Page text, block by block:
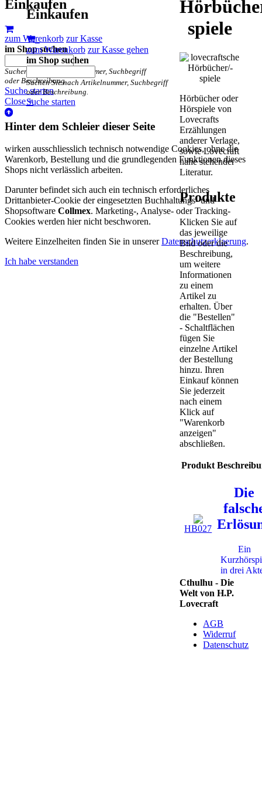
Einkaufen
zum Warenkorb zur Kasse gehen
im Shop suchen
Suchen Sie nach Artikelnummer, Suchbegriff
oder Beschreibung.
Suche starten
Einkaufen
zum Warenkorb zur Kasse
im Shop suchen
Suchen Sie nach Artikelnummer, Suchbegriff
oder Beschreibung.
Suche starten
Close ×
spiele
Hörbücher oder
Hörspiele von
Lovecrafts
Erzählungen
anderer Verlage,
sowie Lovecraft
nahe stehender
Literatur.
Produkte
Klicken Sie auf
das jeweilige
Bild oder die
Beschreibung,
um weitere
Informationen
zu einem
Artikel zu
erhalten. Über
die "Bestellen"
- Schaltflächen
fügen Sie
einzelne Artikel
der Bestellung
hinzu. Ihren
Einkauf können
Sie jederzeit
nach einem
Klick auf
"Warenkorb
anzeigen"
abschließen.
Produkt
HB027
Die
Ein
in drei
Cthulhu - Die
Welt von H.P.
Lovecraft
AGB
Widerruf
Datenschutz
Hinter dem Schleier dieser Seite
wirken ausschliesslich technisch notwendige Cookies, ohne die
Warenkorb, Bestellung und die grundlegenden Funktionen dieses
Shops nicht verlässlich arbeiten.
Darunter befindet sich auch ein technisch erforderliches
Drittanbieter-Cookie der eingesetzten Buchhaltungs- und
Shopsoftware Collmex. Marketing-, Analyse- oder Tracking-
Cookies werden hier nicht beschworen.
Weitere Einzelheiten finden Sie in unsererDatenschutzerklaerung.
Ich habe verstanden